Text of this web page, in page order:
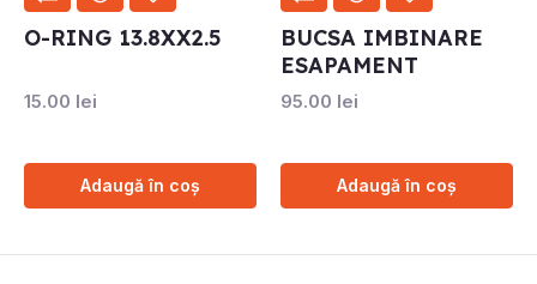
O-RING 13.8XX2.5
15.00 lei
Adaugă în coș
BUCSA IMBINARE
ESAPAMENT
95.00 lei
Adaugă în coș